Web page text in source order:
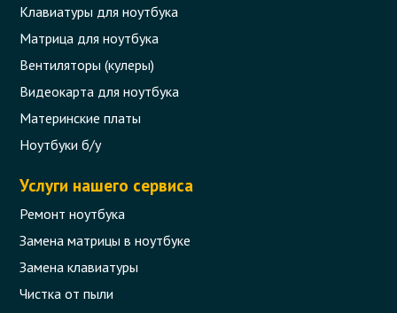
Клавиатуры для ноутбука
Матрица для ноутбука
Вентиляторы (кулеры)
Видеокарта для ноутбука
Материнские платы
Ноутбуки б/у
Услуги нашего сервиса
Ремонт ноутбука
Замена матрицы в ноутбуке
Замена клавиатуры
Чистка от пыли